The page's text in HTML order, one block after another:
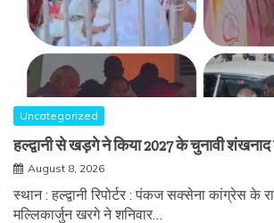
Uncategorized
हल्द्वानी से खड़गे ने किया 2027 के चुनावी
August 8, 2026
स्थान : हल्द्वानी रिपोर्टर : पंकज सक्सेना कांग्रेस के
मल्लिकार्जुन खरगे ने शनिवार…